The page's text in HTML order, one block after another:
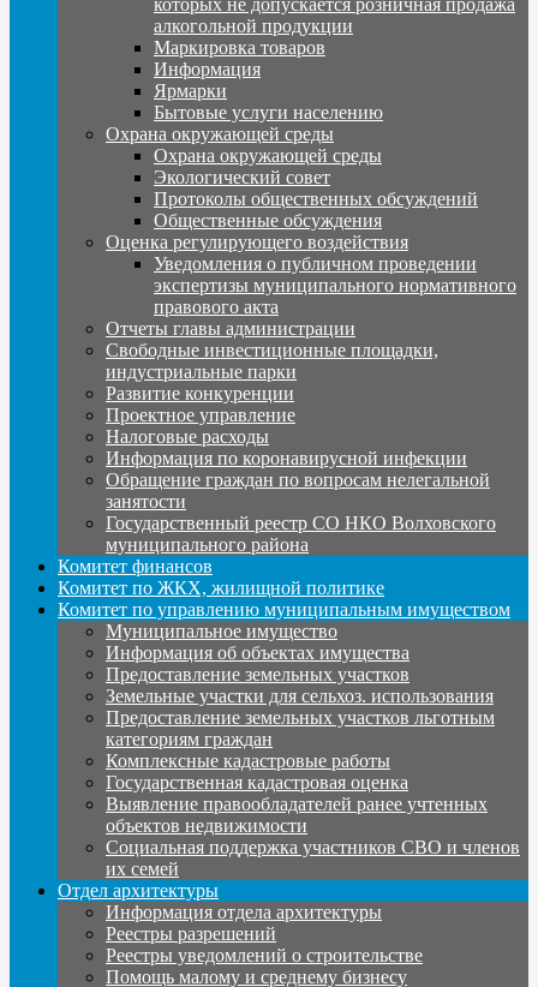
алкогольной продукции
Маркировка товаров
Информация
Ярмарки
Бытовые услуги населению
Охрана окружающей среды
Охрана окружающей среды
Экологический совет
Протоколы общественных обсуждений
Общественные обсуждения
Оценка регулирующего воздействия
Уведомления о публичном проведении
экспертизы муниципального нормативного
правового акта
Отчеты главы администрации
Свободные инвестиционные площадки,
индустриальные парки
Развитие конкуренции
Проектное управление
Налоговые расходы
Информация по коронавирусной инфекции
Обращение граждан по вопросам нелегальной
занятости
Государственный реестр СО НКО Волховского
муниципального района
Комитет финансов
Комитет по ЖКХ, жилищной политике
Комитет по управлению муниципальным имуществом
Муниципальное имущество
Информация об объектах имущества
Предоставление земельных участков
Земельные участки для сельхоз. использования
Предоставление земельных участков льготным
категориям граждан
Комплексные кадастровые работы
Государственная кадастровая оценка
Выявление правообладателей ранее учтенных
объектов недвижимости
Социальная поддержка участников СВО и членов
их семей
Отдел архитектуры
Информация отдела архитектуры
Реестры разрешений
Реестры уведомлений о строительстве
Помощь малому и среднему бизнесу